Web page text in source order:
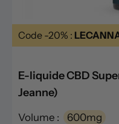
Code -20% :
E-liquide CBD
Jeanne)
Volume : 600mg